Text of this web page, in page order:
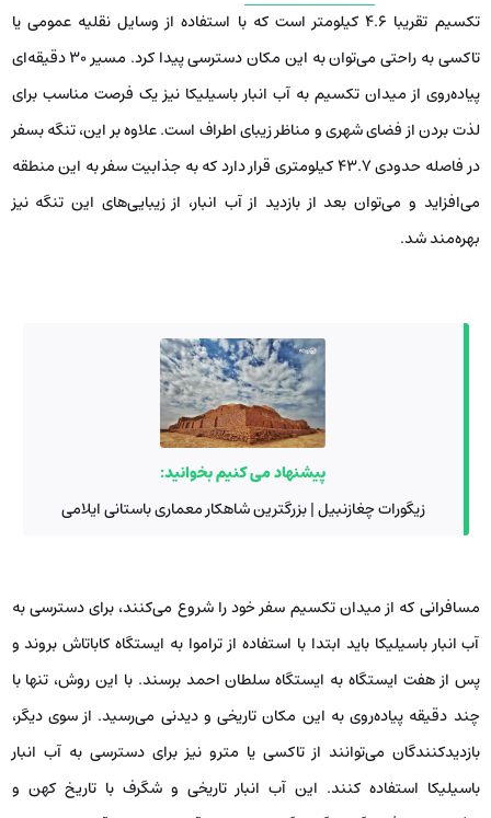
تکسیم تقریبا ۴.۶ کیلومتر است که با استفاده از وسایل نقلیه عمومی یا
تاکسی به راحتی می‌توان به این مکان دسترسی پیدا کرد. مسیر ۳۰ دقیقه‌ای
پیاده‌روی از میدان تکسیم به آب انبار باسیلیکا نیز یک فرصت مناسب برای
لذت بردن از فضای شهری و مناظر زیبای اطراف است. علاوه بر این، تنگه بسفر
در فاصله حدودی ۴۳.۷ کیلومتری قرار دارد که به جذابیت سفر به این منطقه
می‌افزاید و می‌توان بعد از بازدید از آب انبار، از زیبایی‌های این تنگه نیز
بهره‌مند شد.
پیشنهاد می کنیم بخوانید:
زیگورات چغازنبیل | بزرگترین شاهکار معماری باستانی ایلامی
مسافرانی که از میدان تکسیم سفر خود را شروع می‌کنند، برای دسترسی به
آب انبار باسیلیکا باید ابتدا با استفاده از تراموا به ایستگاه کاباتاش بروند و
پس از هفت ایستگاه به ایستگاه سلطان احمد برسند. با این روش، تنها با
چند دقیقه پیاده‌روی به این مکان تاریخی و دیدنی می‌رسید. از سوی دیگر،
بازدیدکنندگان می‌توانند از تاکسی یا مترو نیز برای دسترسی به آب انبار
باسیلیکا استفاده کنند. این آب انبار تاریخی و شگرف با تاریخ کهن و